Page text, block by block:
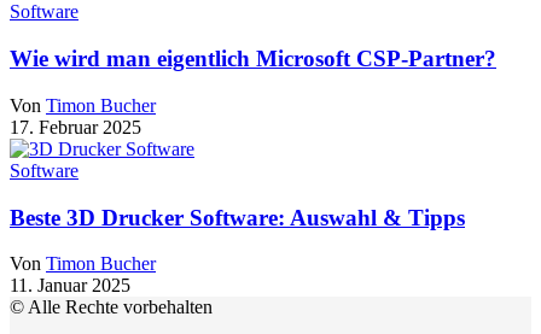
Software
Wie wird man eigentlich Microsoft CSP-Partner?
Von Timon Bucher
17. Februar 2025
Software
Beste 3D Drucker Software: Auswahl & Tipps
Von Timon Bucher
11. Januar 2025
© Alle Rechte vorbehalten